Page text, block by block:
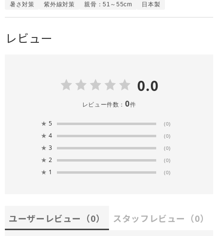
暑さ対策 紫外線対策 親骨：51～55cm 日本製
レビュー
0.0
レビュー件数： 0件
★ 5 (0)
★ 4 (0)
★ 3 (0)
★ 2 (0)
★ 1 (0)
ユーザーレビュー （0） スタッフレビュー （0）